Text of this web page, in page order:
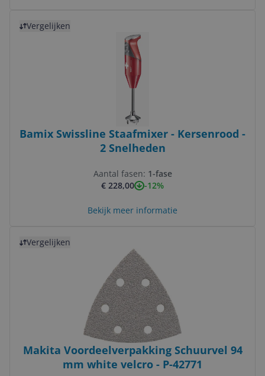
Vergelijken
Bamix Swissline Staafmixer - Kersenrood -
2 Snelheden
Aantal fasen: 1-fase
€ 228,00
-12%
Bekijk meer informatie
Vergelijken
Makita Voordeelverpakking Schuurvel 94
mm white velcro - P-42771